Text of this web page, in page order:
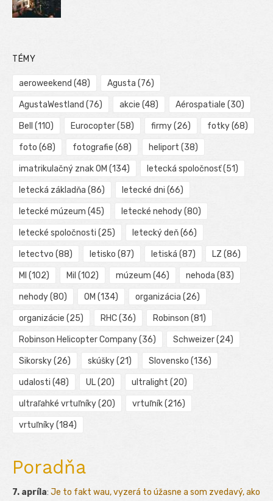
TÉMY
aeroweekend (48) Agusta (76)
AgustaWestland (76) akcie (48) Aérospatiale (30)
Bell (110) Eurocopter(58) firmy(26) fotky(68)
foto (68) fotografie (68) heliport (38)
imatrikulačný znak OM (134) letecká spoločnosť(51)
letecká základňa (86) letecké dni (66)
letecké múzeum (45) letecké nehody(80)
letecké spoločnosti (25) letecký deň(66)
letectvo (88) letisko (87) letiská (87) LZ (86)
MI (102) Mil (102) múzeum (46) nehoda (83)
nehody(80) OM (134) organizácia (26)
organizácie (25) RHC(36) Robinson (81)
Robinson Helicopter Company(36) Schweizer(24)
Sikorsky(26) skúšky(21) Slovensko (136)
udalosti (48) UL(20) ultralight (20)
ultraľahké vrtuľníky(20) vrtuľník(216)
vrtuľníky(184)
Poradňa
7. apríla: Je to fakt wau, vyzerá to úžasne a som zvedavý, ako